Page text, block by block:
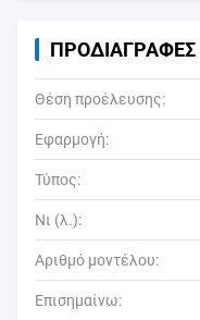
ΠΡΟΔΙΑΓΡΑΦΈΣ
Θέση προέλευσης:
Εφαρμογή:
Τύπος:
Νι (λ.):
Αριθμό μοντέλου:
Επισημαίνω: